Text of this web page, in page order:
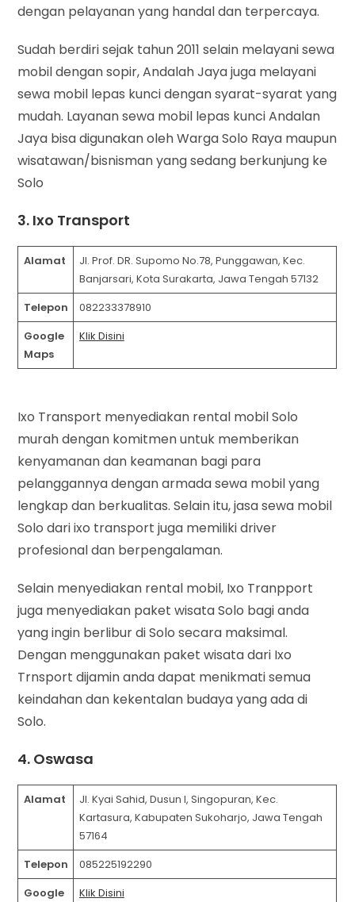
dengan pelayanan yang handal dan terpercaya.
Sudah berdiri sejak tahun 2011 selain melayani sewa
mobil dengan sopir, Andalah Jaya juga melayani
sewa mobil lepas kunci dengan syarat-syarat yang
mudah. Layanan sewa mobil lepas kunci Andalan
Jaya bisa digunakan oleh Warga Solo Raya maupun
wisatawan/bisnisman yang sedang berkunjung ke
Solo
3. Ixo Transport
Alamat
Jl. Prof. DR. Supomo No.78, Punggawan, Kec.
Banjarsari, Kota Surakarta, Jawa Tengah 57132
Telepon
082233378910
Google
Maps
Klik Disini
Ixo Transport menyediakan rental mobil Solo
murah dengan komitmen untuk memberikan
kenyamanan dan keamanan bagi para
pelanggannya dengan armada sewa mobil yang
lengkap dan berkualitas. Selain itu, jasa sewa mobil
Solo dari ixo transport juga memiliki driver
profesional dan berpengalaman.
Selain menyediakan rental mobil, Ixo Tranpport
juga menyediakan paket wisata Solo bagi anda
yang ingin berlibur di Solo secara maksimal.
Dengan menggunakan paket wisata dari Ixo
Trnsport dijamin anda dapat menikmati semua
keindahan dan kekentalan budaya yang ada di
Solo.
4. Oswasa
Alamat
Jl. Kyai Sahid, Dusun I, Singopuran, Kec.
Kartasura, Kabupaten Sukoharjo, Jawa Tengah
57164
Telepon
085225192290
Google
Klik Disini